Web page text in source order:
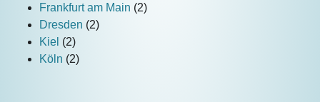
Frankfurt am Main (2)
Dresden (2)
Kiel (2)
Köln (2)